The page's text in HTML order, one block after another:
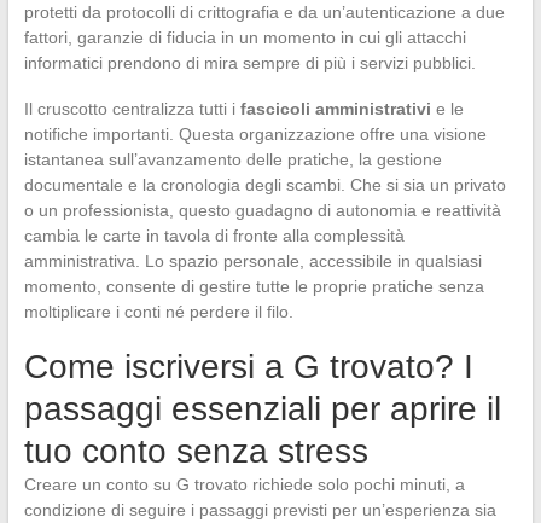
protetti da protocolli di crittografia e da un’autenticazione a due
fattori, garanzie di fiducia in un momento in cui gli attacchi
informatici prendono di mira sempre di più i servizi pubblici.
Il cruscotto centralizza tutti i fascicoli amministrativi e le
notifiche importanti. Questa organizzazione offre una visione
istantanea sull’avanzamento delle pratiche, la gestione
documentale e la cronologia degli scambi. Che si sia un privato
o un professionista, questo guadagno di autonomia e reattività
cambia le carte in tavola di fronte alla complessità
amministrativa. Lo spazio personale, accessibile in qualsiasi
momento, consente di gestire tutte le proprie pratiche senza
moltiplicare i conti né perdere il filo.
Come iscriversi a G trovato? I
passaggi essenziali per aprire il
tuo conto senza stress
Creare un conto su G trovato richiede solo pochi minuti, a
condizione di seguire i passaggi previsti per un’esperienza sia